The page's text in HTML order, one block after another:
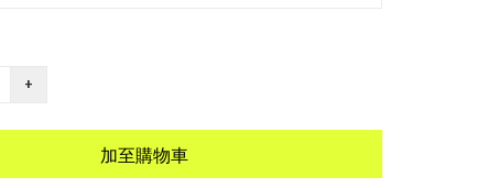
+
加至購物車